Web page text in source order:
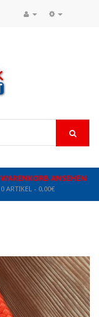
WARENKORB ANSEHEN
0 ARTIKEL - 0,00€